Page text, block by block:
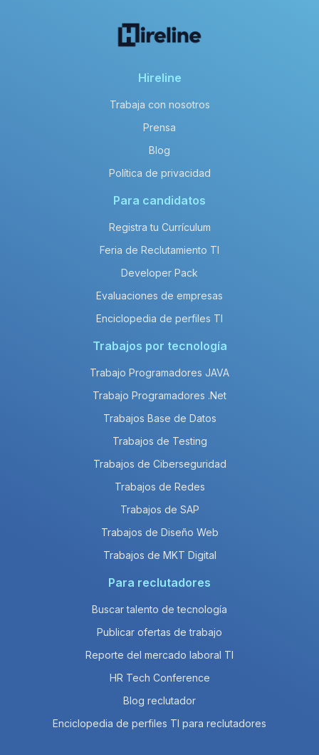
Hireline
Trabaja con nosotros
Prensa
Blog
Política de privacidad
Para candidatos
Registra tu Currículum
Feria de Reclutamiento TI
Developer Pack
Evaluaciones de empresas
Enciclopedia de perfiles TI
Trabajos por tecnología
Trabajo Programadores JAVA
Trabajo Programadores .Net
Trabajos Base de Datos
Trabajos de Testing
Trabajos de Ciberseguridad
Trabajos de Redes
Trabajos de SAP
Trabajos de Diseño Web
Trabajos de MKT Digital
Para reclutadores
Buscar talento de tecnología
Publicar ofertas de trabajo
Reporte del mercado laboral TI
HR Tech Conference
Blog reclutador
Enciclopedia de perfiles TI para reclutadores